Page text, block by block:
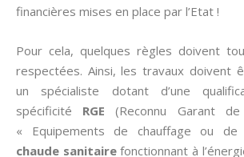
financières mises en place par l’Etat !
Pour cela, quelques règles doivent
respectées. Ainsi, les travaux doivent
un spécialiste dotant d’une
spécificité RGE(Reconnu Garant de
« Equipements de chauffage ou de
chaude sanitairefonctionnant à